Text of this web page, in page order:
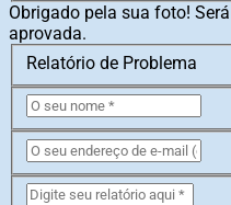
Obrigado pela sua foto!
aprovada.
Relatório de Problema